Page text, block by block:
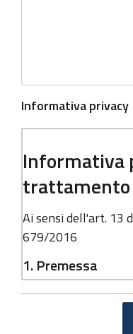
Informativa privacy
Informativa
trattamento
Ai sensi dell'art. 13
679/2016
1. Premessa
Ai sensi dell'art. 13
679/2016, la